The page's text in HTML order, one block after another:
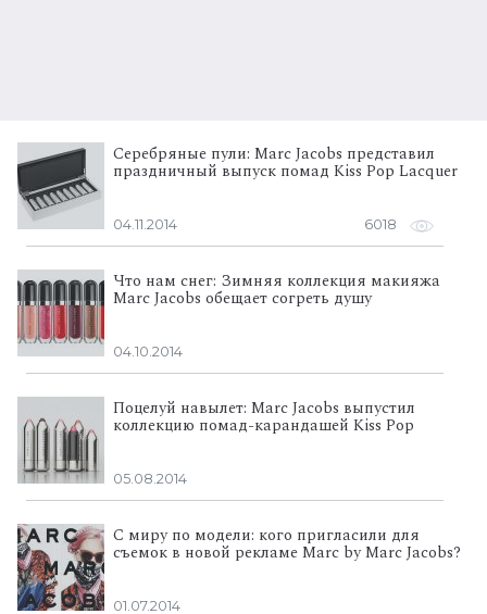
Серебряные пули: Marc Jacobs представил
праздничный выпуск помад Kiss Pop Lacquer
04.11.2014 6018
Что нам снег: Зимняя коллекция макияжа
Marc Jacobs обещает согреть душу
04.10.2014
Поцелуй навылет: Marc Jacobs выпустил
коллекцию помад-карандашей Kiss Pop
05.08.2014
С миру по модели: кого пригласили для
съемок в новой рекламе Marc by Marc Jacobs?
01.07.2014